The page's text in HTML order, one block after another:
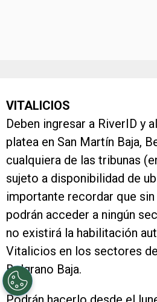
VITALICIOS
Deben ingresar a RiverID y
platea en San Martín Baja,
cualquiera de las tribunas
sujeto a disponibilidad de
importante recordar que
podrán acceder a ningún
no existirá la habilitación
Vitalicios en los sectores
Belgrano Baja.